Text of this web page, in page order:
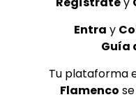
Entra y
Guía
Tu plataforma
Flamenco